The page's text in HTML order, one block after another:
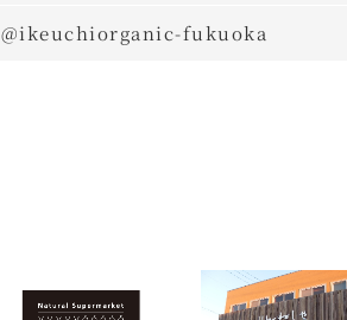
@ikeuchiorganic-fukuoka